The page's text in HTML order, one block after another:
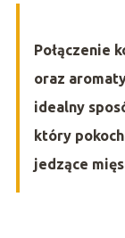
Połączenie
oraz
idealny
który
jedzące